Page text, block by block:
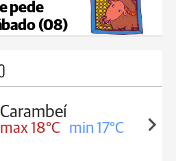
pede
(08)
Carambeí
max 18°C min 17°C